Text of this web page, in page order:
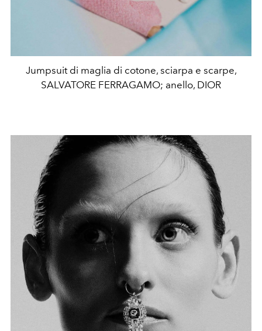
Jumpsuit di maglia di cotone, sciarpa e scarpe,
SALVATORE FERRAGAMO; anello, DIOR